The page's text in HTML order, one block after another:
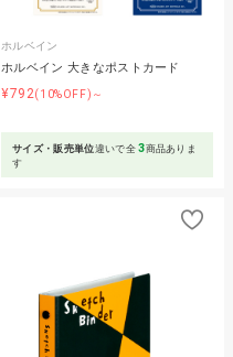
ホルベイン
ホルベイン 大きなポストカード
¥792(10%OFF)～
サイズ・販売単位違いで全3商品ありま
す